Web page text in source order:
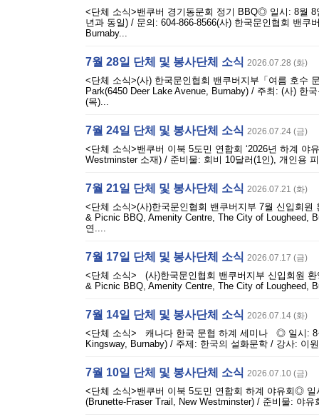
<단체 소식>밴쿠버 경기동문회 정기 BBQ◎ 일시: 8월
년과 동일) / 문의: 604-866-8566(사) 한국문인협회 밴
Burnaby...
7월 28일 단체 및 봉사단체 소식 2026.07.28 (화)
<단체 소식>(사) 한국문인협회 밴쿠버지부「여름 호수
Park(6450 Deer Lake Avenue, Burnaby) / 주최: (사) 한
(목)...
7월 24일 단체 및 봉사단체 소식 2026.07.24 (금)
<단체 소식>밴쿠버 이북 5도민 연합회 ‘2026년 하계
Westminster 소재) / 준비물: 회비 10달러(1인), 개인용
7월 21일 단체 및 봉사단체 소식 2026.07.21 (화)
<단체 소식>(사)한국문인협회 밴쿠버지부 7월 신입회
& Picnic BBQ, Amenity Centre, The City of Lougheed,
연....
7월 17일 단체 및 봉사단체 소식 2026.07.17 (금)
<단체 소식> (사)한국문인협회 밴쿠버지부 신입회원
& Picnic BBQ, Amenity Centre, The City of Lougheed,
7월 14일 단체 및 봉사단체 소식 2026.07.14 (화)
<단체 소식> 캐나다 한국 문협 하계 세미나 ◎ 일시: 8
Kingsway, Burnaby) / 주제: 한국의 설화문학 / 강사: 이
7월 10일 단체 및 봉사단체 소식 2026.07.10 (금)
<단체 소식>밴쿠버 이북 5도민 연합회 하계 야유회◎
(Brunette-Fraser Trail, New Westminster) / 준비물: 야